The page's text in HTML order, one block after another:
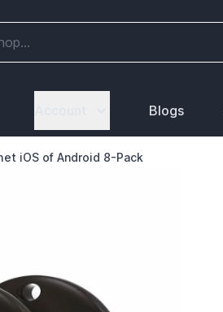
Blogs
iOS of Android 8-Pack